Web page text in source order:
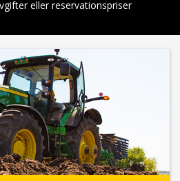
eller reservationspriser